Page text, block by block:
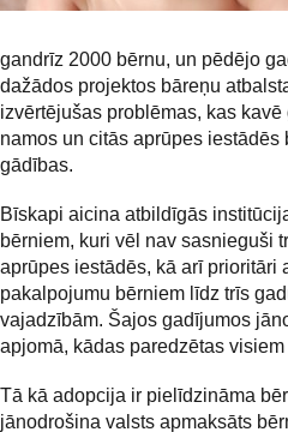
gandrīz 2000 bērnu, un pēdējo
dažādos projektos bāreņu
izvērtējušas problēmas, kas
namos un citās aprūpes
gādības.
Bīskapi aicina atbildīgās
bērniem, kuri vēl nav sasnieguši
aprūpes iestādēs, kā arī
pakalpojumu bērniem līdz trīs
vajadzībām. Šajos gadījumos
apjomā, kādas paredzētas
Tā kā adopcija ir pielīdzināma
jānodrošina valsts apmaksāts